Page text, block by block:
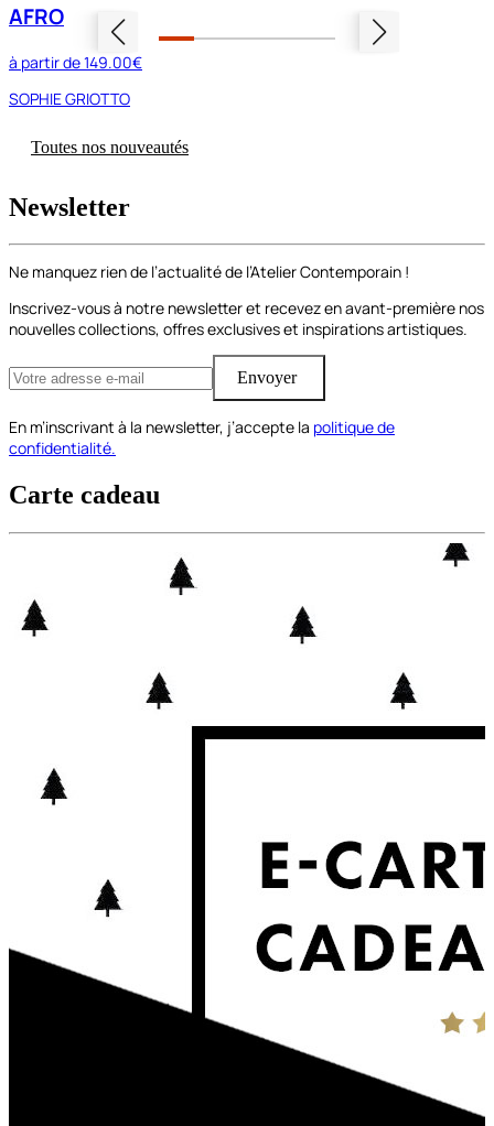
AFRO
à partir de149.00€
SOPHIE GRIOTTO
Toutes nos nouveautés
Newsletter
Ne manquez rien de l’actualité de l’Atelier Contemporain !
Inscrivez-vous à notre newsletter et recevez en avant-première nos
nouvelles collections, offres exclusives et inspirations artistiques.
Envoyer
En m’inscrivant à la newsletter, j’accepte la politique de
confidentialité.
Carte cadeau